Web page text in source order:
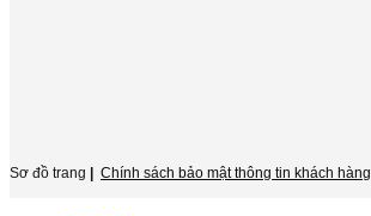
Sơ đồ trang Chính sách bảo mật thông tin khách hàng